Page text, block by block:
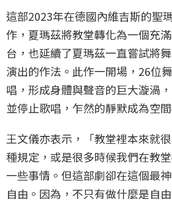
這部2023年在德國內維吉斯的聖
作，夏瑪茲將教堂轉化為一個充
台，也延續了夏瑪茲一直嘗試將
演出的作法。此作一開場，26位
唱，形成身體與聲音的巨大漩渦
並停止歌唱，乍然的靜默成為空
王文儀亦表示，「教堂裡本來就
種規定，或是很多時候我們在教
一些事情。但這部劇卻在這個最
自由。因為，不只有做什麼是自